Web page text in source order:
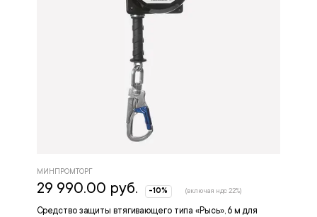
Средство защиты втягивающего типа «Рысь», 6 м для
МИНПРОМТОРГ
29 990.00 руб. -10% (включая ндс 22%)